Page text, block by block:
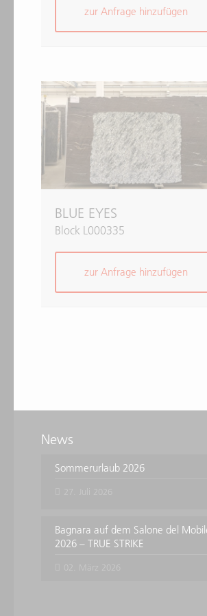
zur Anfrage hinzufügen
BLUE EYES
Block L000335
zur Anfrage hinzufügen
News
Sommerurlaub 2026
Bagnara auf dem Salone del
2026 – TRUE STRIKE